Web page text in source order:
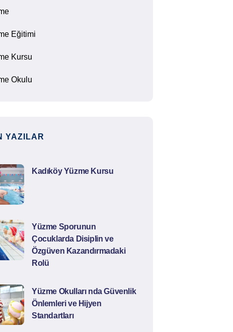
Eğitimi
Kursu
Okulu
YAZILAR
Kadıköy Yüzme Kursu
Yüzme Sporunun
Çocuklarda Disiplin ve
Özgüven Kazandırmadaki
Rolü
Yüzme Okulları nda Güvenlik
Önlemleri ve Hijyen
Standartları